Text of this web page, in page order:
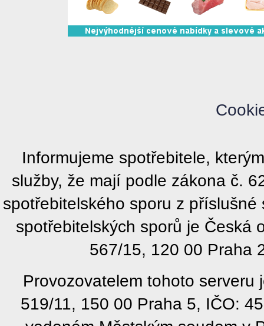
Informujeme spotřebitele,
služby, že mají podle zákona č.
spotřebitelského sporu z
spotřebitelských sporů je Česká
567/15, 120 00 Praha
Provozovatelem tohoto
519/11, 150 00 Praha 5, IČO: